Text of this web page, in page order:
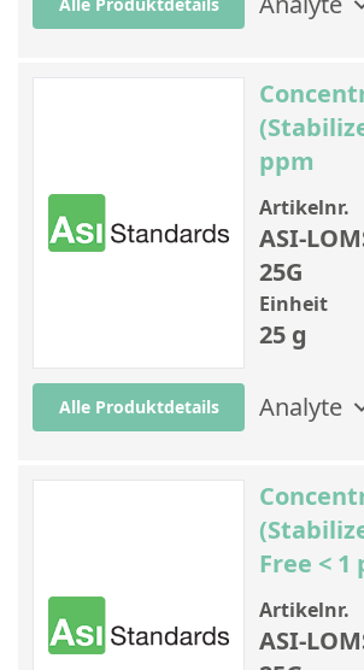
ppm
Artikelnr.
ASI-
25G
Einheit
25 g
Analyte
Alle Produktdetails
Free < 1
Artikelnr.
ASI-